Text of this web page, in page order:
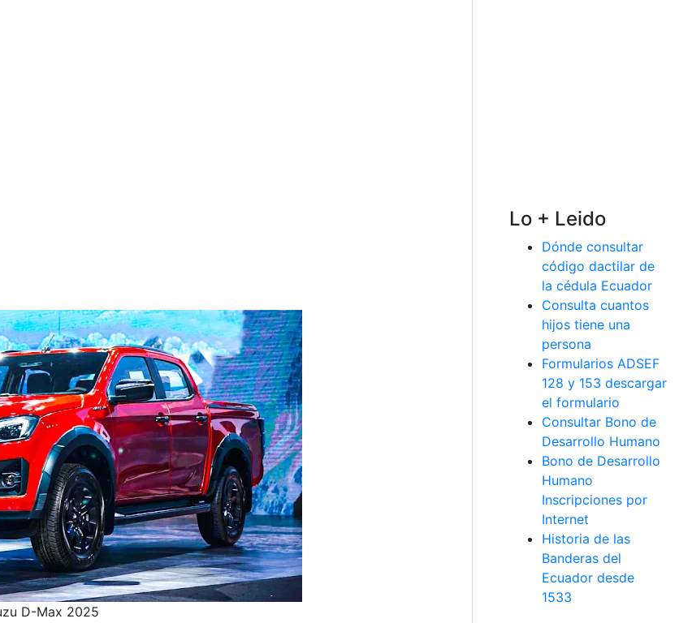
D-Max 2025
Lo + Leido
Dónde consultar
código dactilar de
la cédula Ecuador
Consulta cuantos
hijos tiene una
persona
Formularios ADSEF
128 y 153 descargar
el formulario
Consultar Bono de
Desarrollo Humano
Bono de Desarrollo
Humano
Inscripciones por
Internet
Historia de las
Banderas del
Ecuador desde
1533